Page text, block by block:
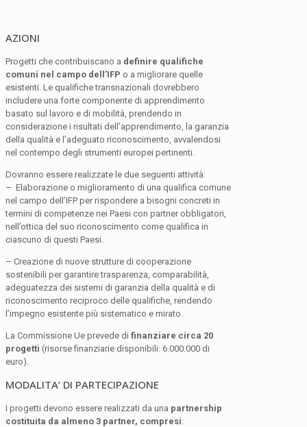
AZIONI
Progetti che contribuiscano a definire qualifiche
comuni nel campo dell’IFP o a migliorare quelle
esistenti. Le qualifiche transnazionali dovrebbero
includere una forte componente di apprendimento
basato sul lavoro e di mobilità, prendendo in
considerazione i risultati dell’apprendimento, la garanzia
della qualità e l’adeguato riconoscimento, avvalendosi
nel contempo degli strumenti europei pertinenti.
Dovranno essere realizzate le due seguenti attività:
– Elaborazione o miglioramento di una qualifica comune
nel campo dell’IFP per rispondere a bisogni concreti in
termini di competenze nei Paesi con partner obbligatori,
nell’ottica del suo riconoscimento come qualifica in
ciascuno di questi Paesi.
– Creazione di nuove strutture di cooperazione
sostenibili per garantire trasparenza, comparabilità,
adeguatezza dei sistemi di garanzia della qualità e di
riconoscimento reciproco delle qualifiche, rendendo
l’impegno esistente più sistematico e mirato.
La Commissione Ue prevede di finanziare circa 20
progetti (risorse finanziarie disponibili: 6.000.000 di
euro).
MODALITA’ DI PARTECIPAZIONE
I progetti devono essere realizzati da una partnership
costituita da almeno 3 partner, compresi: